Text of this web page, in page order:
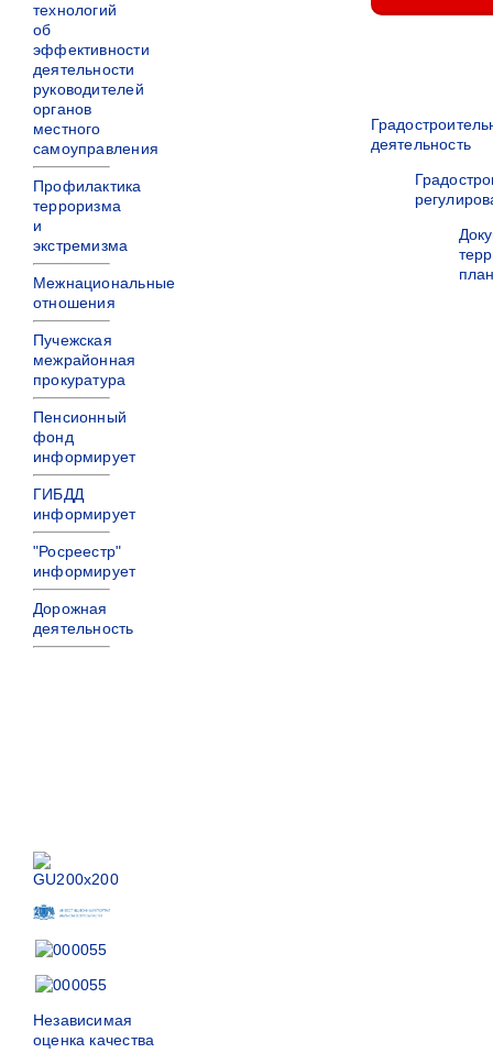
технологий
об
эффективности
деятельности
руководителей
органов
местного
самоуправления
Профилактика
терроризма
и
экстремизма
Межнациональные
отношения
Пучежская
межрайонная
прокуратура
Пенсионный
фонд
информирует
ГИБДД
информирует
"Росреестр"
информирует
Дорожная
деятельность
Независимая
оценка качества
деятельность